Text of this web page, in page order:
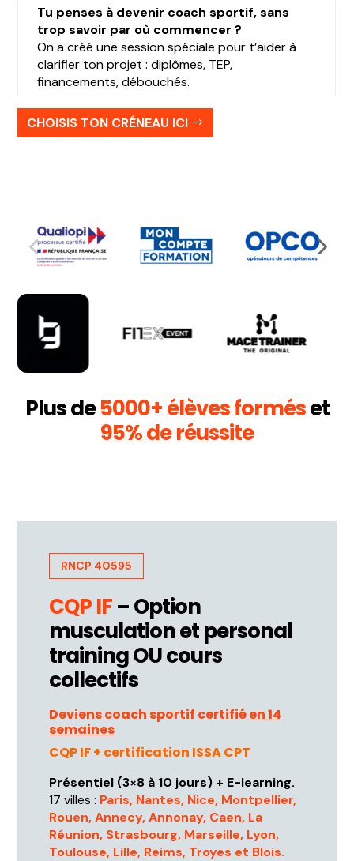
Tu penses à devenir coach sportif, sans
trop savoir par où commencer ?
On a créé une session spéciale pour t’aider à
clarifier ton projet : diplômes, TEP,
financements, débouchés.
CHOISIS TON CRÉNEAU ICI
Plus de5000+ élèves forméset
95% de réussite
RNCP 40595
CQP IF– Option
musculation et personal
training OU cours
collectifs
Deviens coach sportif certifiéen 14
semaines
CQP IF + certification ISSA CPT
Présentiel (3×8 à 10 jours) + E-learning.
17 villes : Paris, Nantes, Nice, Montpellier,
Rouen, Annecy, Annonay, Caen, La
Réunion, Strasbourg, Marseille, Lyon,
Toulouse, Lille, Reims, Troyes et Blois.